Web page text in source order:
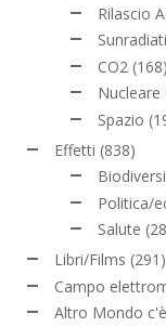
Rilascio
CO2 (168)
Nucleare
Spazio
Effetti (838)
Politica/
Salute
Libri/Films (291)
Campo
Altro Mondo c'è